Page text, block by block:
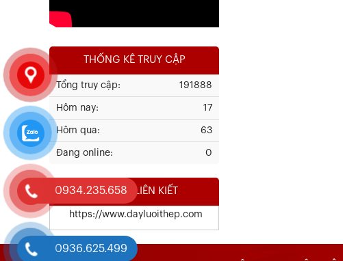
Kết Quả Thử Nghiệm Lưới Tô Tường
Xem chi tiết
THỐNG KÊ TRUY CẬP
191888
Tổng truy cập:
17
Hôm nay:
63
Hôm qua:
0
Đang online:
WEBSITE LIÊN KIẾT
https://www.dayluoithep.com
0934.235.658
0936.625.499